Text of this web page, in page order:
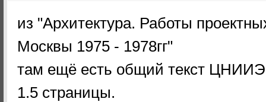
из "Архитектура. Работы
Москвы 1975 - 1978гг"
там ещё есть общий текст
1.5 страницы.